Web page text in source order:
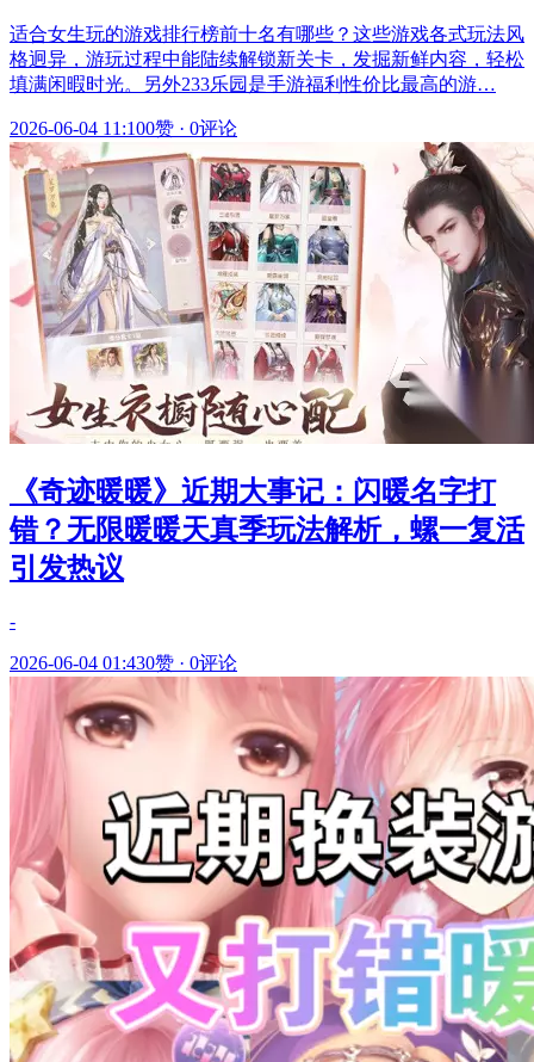
适合女生玩的游戏排行榜前十名有哪些？这些游戏各式玩法风
格迥异，游玩过程中能陆续解锁新关卡，发掘新鲜内容，轻松
填满闲暇时光。另外233乐园是手游福利性价比最高的游…
2026-06-04 11:100赞 · 0评论
《奇迹暖暖》近期大事记：闪暖名字打
错？无限暖暖天真季玩法解析，螺一复活
引发热议
-
2026-06-04 01:430赞 · 0评论